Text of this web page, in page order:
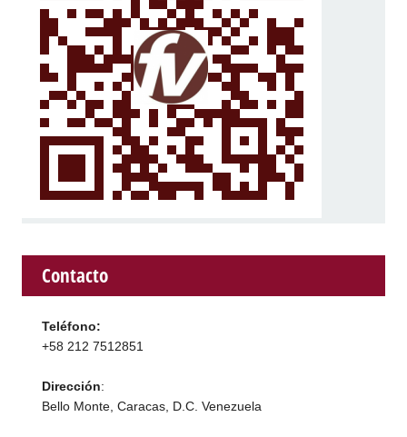
Contacto
Teléfono:
+58 212 7512851
Dirección:
Bello Monte, Caracas, D.C. Venezuela